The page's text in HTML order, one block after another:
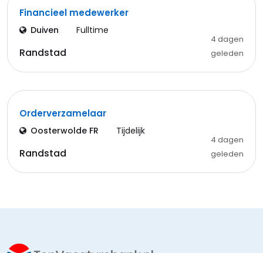
Financieel medewerker
Duiven Fulltime
Randstad
4 dagen
geleden
Orderverzamelaar
Oosterwolde FR Tijdelijk
Randstad
4 dagen
geleden